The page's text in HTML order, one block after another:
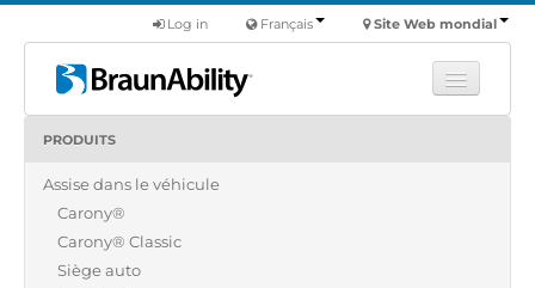
Site Web mondial
Français
Log in
Produits
Véhicules utilitaires
Nous
PRODUITS
Assise dans le véhicule
Carony®
Carony® Classic
Siège auto